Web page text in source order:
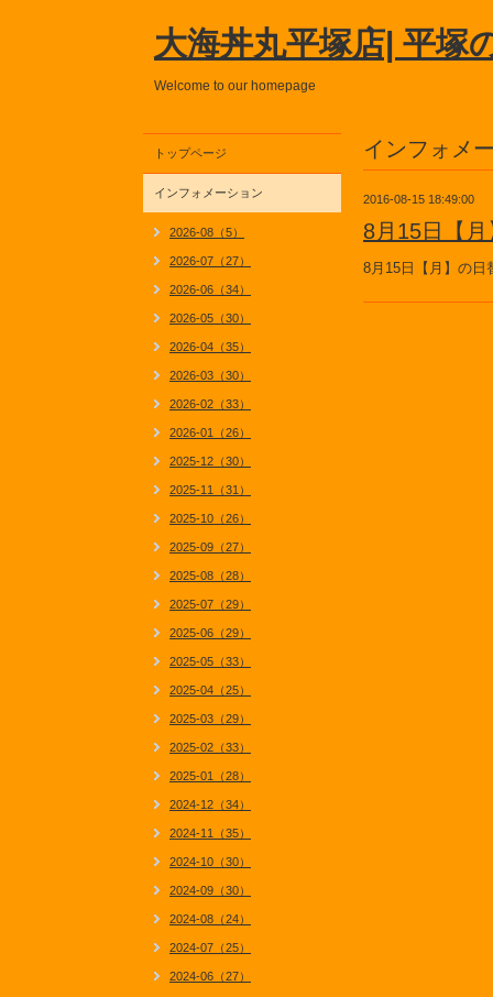
大海丼丸平塚店| 平塚
Welcome to our homepage
インフォメ
2016-08-15 18:49:00
8月15日【
8月15日【月】の日
トップページ
インフォメーション
2026-08（5）
2026-07（27）
2026-06（34）
2026-05（30）
2026-04（35）
2026-03（30）
2026-02（33）
2026-01（26）
2025-12（30）
2025-11（31）
2025-10（26）
2025-09（27）
2025-08（28）
2025-07（29）
2025-06（29）
2025-05（33）
2025-04（25）
2025-03（29）
2025-02（33）
2025-01（28）
2024-12（34）
2024-11（35）
2024-10（30）
2024-09（30）
2024-08（24）
2024-07（25）
2024-06（27）